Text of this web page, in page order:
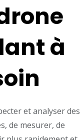
à
et analyser des
de mesurer, de